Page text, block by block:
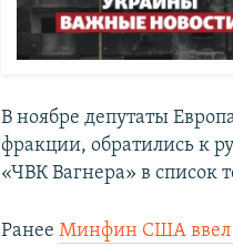
В ноябре депутаты
фракции, обратились к
«ЧВК Вагнера» в список
РанееМинфин США ввел